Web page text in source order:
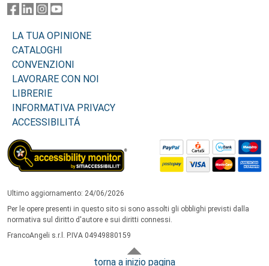
LA TUA OPINIONE
CATALOGHI
CONVENZIONI
LAVORARE CON NOI
LIBRERIE
INFORMATIVA PRIVACY
ACCESSIBILITÁ
Ultimo aggiornamento: 24/06/2026
Per le opere presenti in questo sito si sono assolti gli obblighi previsti dalla
normativa sul diritto d'autore e sui diritti connessi.
FrancoAngeli s.r.l. P.IVA 04949880159
torna a inizio pagina